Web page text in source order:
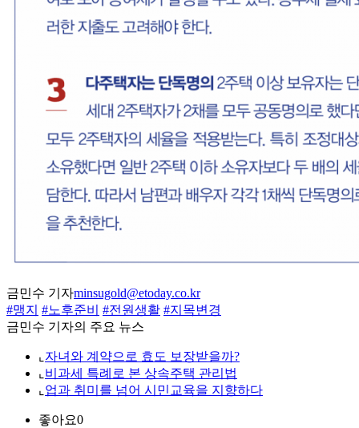
금민수 기자minsugold@etoday.co.kr
#맹지 #노후준비 #전원생활 #지목변경
금민수 기자의 주요 뉴스
⌞ 자녀와 계약으로 효도 보장받을까?
⌞ 비과세 특례로 본 상속주택 관리법
⌞ 업과 취미를 넘어 시민교육을 지향하다
좋아요0